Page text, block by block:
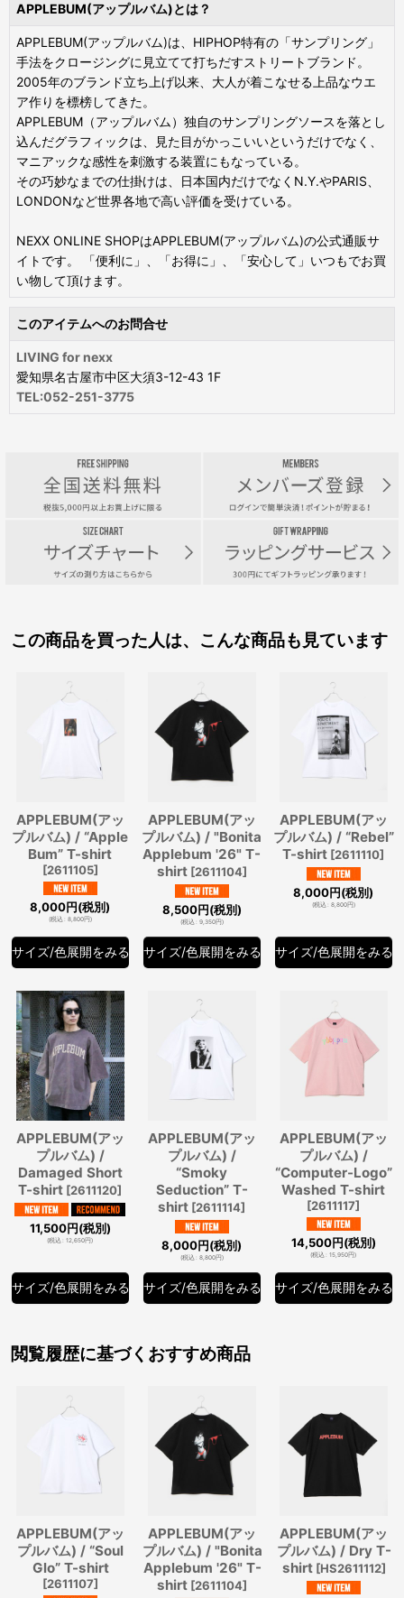
APPLEBUM(アップルバム)とは？
APPLEBUM(アップルバム)は、HIPHOP特有の「サンプリング」
手法をクロージングに見立てて打ちだすストリートブランド。
2005年のブランド立ち上げ以来、大人が着こなせる上品なウエ
ア作りを標榜してきた。
APPLEBUM（アップルバム）独自のサンプリングソースを落とし
込んだグラフィックは、見た目がかっこいいというだけでなく、
マニアックな感性を刺激する装置にもなっている。
その巧妙なまでの仕掛けは、日本国内だけでなくN.Y.やPARIS、
LONDONなど世界各地で高い評価を受けている。
NEXX ONLINE SHOPはAPPLEBUM(アップルバム)の公式通販サ
イトです。 「便利に」、「お得に」、「安心して」いつもでお買
い物して頂けます。
このアイテムへのお問合せ
LIVING for nexx
愛知県名古屋市中区大須3-12-43 1F
TEL:052-251-3775
この商品を買った人は、こんな商品も見ています
APPLEBUM(アッ
プルバム) / “Apple
Bum” T-shirt
[2611105]
8,000円(税別)
(税込: 8,800円)
サイズ/色展開をみる
APPLEBUM(アッ
プルバム) / "Bonita
Applebum '26" T-
shirt [2611104]
8,500円(税別)
(税込: 9,350円)
サイズ/色展開をみる
APPLEBUM(アッ
プルバム) / “Rebel”
T-shirt [2611110]
8,000円(税別)
(税込: 8,800円)
サイズ/色展開をみる
APPLEBUM(アッ
プルバム) /
Damaged Short
T-shirt [2611120]
11,500円(税別)
(税込: 12,650円)
サイズ/色展開をみる
APPLEBUM(アッ
プルバム) /
“Smoky
Seduction” T-
shirt [2611114]
8,000円(税別)
(税込: 8,800円)
サイズ/色展開をみる
APPLEBUM(アッ
プルバム) /
“Computer-Logo”
Washed T-shirt
[2611117]
14,500円(税別)
(税込: 15,950円)
サイズ/色展開をみる
閲覧履歴に基づくおすすめ商品
APPLEBUM(アッ
プルバム) / “Soul
Glo” T-shirt
[2611107]
APPLEBUM(アッ
プルバム) / "Bonita
Applebum '26" T-
shirt [2611104]
APPLEBUM(アッ
プルバム) / Dry T-
shirt [HS2611112]